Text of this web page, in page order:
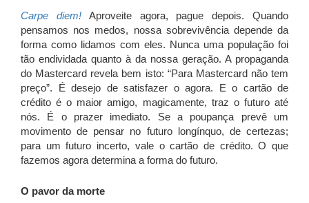
Carpe diem!Aproveite agora, pague depois. Quando
pensamos nos medos, nossa sobrevivência depende da
forma como lidamos com eles. Nunca uma população foi
tão endividada quanto à da nossa geração. A propaganda
do Mastercard revela bem isto: “Para Mastercard não tem
preço”. É desejo de satisfazer o agora. E o cartão de
crédito é o maior amigo, magicamente, traz o futuro até
nós. É o prazer imediato. Se a poupança prevê um
movimento de pensar no futuro longínquo, de certezas;
para um futuro incerto, vale o cartão de crédito. O que
fazemos agora determina a forma do futuro.
O pavor da morte